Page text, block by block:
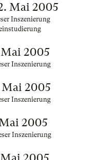
Mai 2005
Inszenierung
2005
Inszenierung
Mai 2005
Inszenierung
2005
Inszenierung